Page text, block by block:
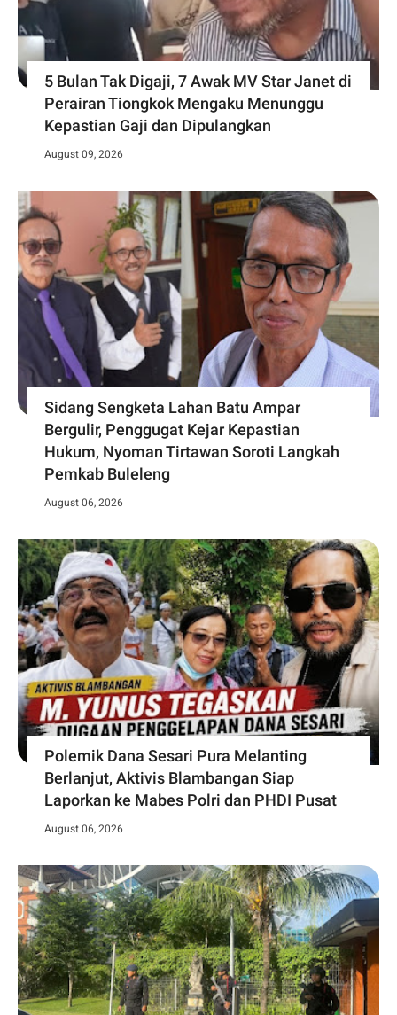
5 Bulan Tak Digaji, 7 Awak MV Star Janet di
Perairan Tiongkok Mengaku Menunggu
Kepastian Gaji dan Dipulangkan
August 09, 2026
Sidang Sengketa Lahan Batu Ampar
Bergulir, Penggugat Kejar Kepastian
Hukum, Nyoman Tirtawan Soroti Langkah
Pemkab Buleleng
August 06, 2026
Polemik Dana Sesari Pura Melanting
Berlanjut, Aktivis Blambangan Siap
Laporkan ke Mabes Polri dan PHDI Pusat
August 06, 2026